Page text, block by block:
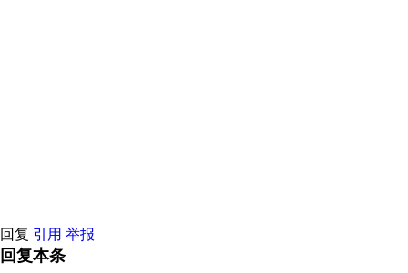
回复 引用 举报
回复本条